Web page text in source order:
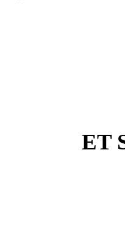
ET